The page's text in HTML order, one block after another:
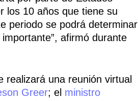
los 10 años que tiene su
periodo se podrá determinar
afirmó durante
realizará una reunión virtual
Greer; el ministro